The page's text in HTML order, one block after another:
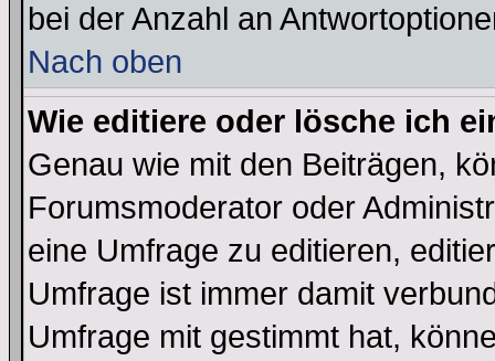
bei der Anzahl an
Nach oben
Wie editiere oder lösche ich
Genau wie mit den Beiträgen,
Forumsmoderator oder
eine Umfrage zu editieren,
Umfrage ist immer damit
Umfrage mit gestimmt hat,